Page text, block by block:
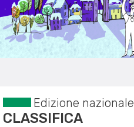
Edizione nazionale
CLASSIFICA